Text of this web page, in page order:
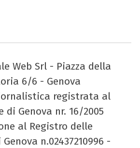
Web Srl - Piazza della
6/6 - Genova
registrata al
di Genova nr. 16/2005
al Registro delle
n.02437210996 -